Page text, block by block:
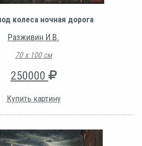
колеса ночная дорога
Разживин И.В.
70 х 100 см
250000
Купить картину